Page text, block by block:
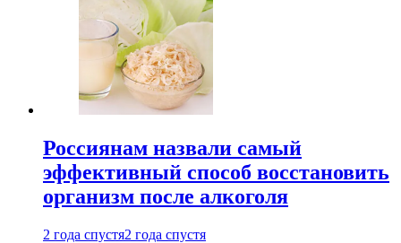
Россиянам назвали самый
эффективный способ восстановить
организм после алкоголя
2 года спустя2 года спустя